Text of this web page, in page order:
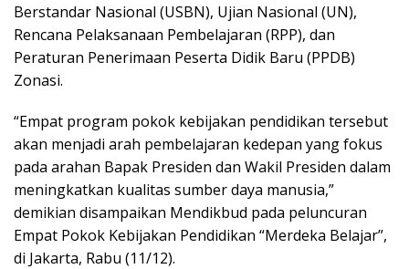
Berstandar Nasional (USBN), Ujian Nasional (UN),
Rencana Pelaksanaan Pembelajaran (RPP), dan
Peraturan Penerimaan Peserta Didik Baru (PPDB)
Zonasi.
“Empat program pokok kebijakan pendidikan tersebut
akan menjadi arah pembelajaran kedepan yang fokus
pada arahan Bapak Presiden dan Wakil Presiden dalam
meningkatkan kualitas sumber daya manusia,”
demikian disampaikan Mendikbud pada peluncuran
Empat Pokok Kebijakan Pendidikan “Merdeka Belajar”,
di Jakarta, Rabu (11/12).